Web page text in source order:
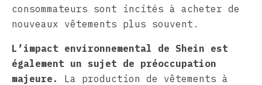
consommateurs sont incités à acheter de
nouveaux vêtements plus souvent.
L’impact environnemental de Shein est
également un sujet de préoccupation
majeure.
La production de vêtements à